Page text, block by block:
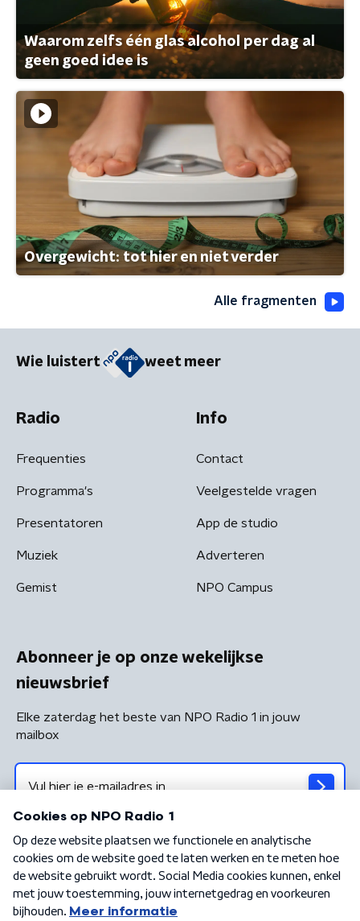
Waarom zelfs één glas alcohol per dag al
geen goed idee is
Overgewicht: tot hier en niet verder
Alle fragmenten
Wie luistert weet meer
Radio
Frequenties
Programma's
Presentatoren
Muziek
Gemist
Info
Contact
Veelgestelde vragen
App de studio
Adverteren
NPO Campus
Abonneer je op onze wekelijkse
nieuwsbrief
Elke zaterdag het beste van NPO Radio 1 in jouw
mailbox
Algemene voorwaarden